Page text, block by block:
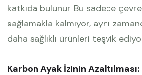
katkıda bulunur. Bu sadece
sağlamakla kalmıyor, aynı
daha sağlıklı ürünleri teşvik
Karbon Ayak İzinin Azaltılması: